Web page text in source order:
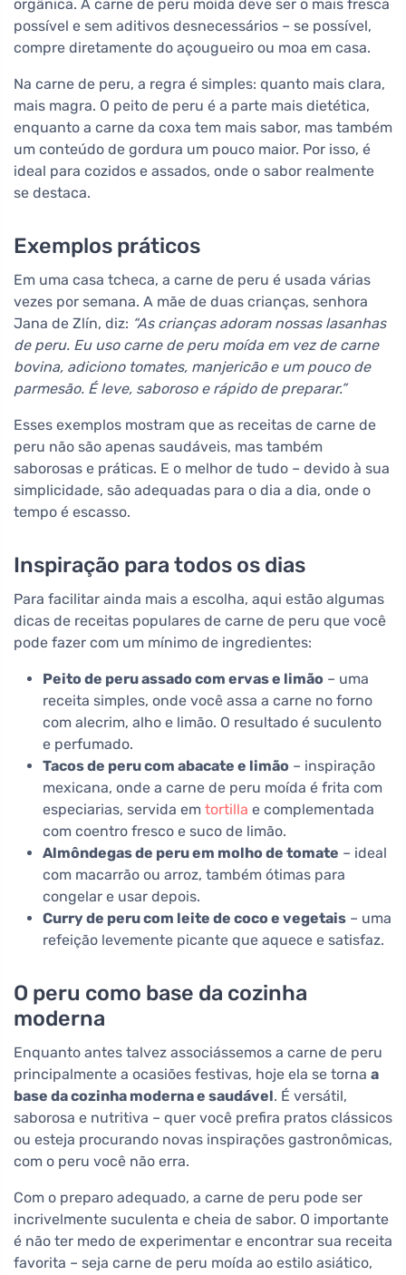
orgânica. A carne de peru moída deve ser o mais fresca
possível e sem aditivos desnecessários – se possível,
compre diretamente do açougueiro ou moa em casa.
Na carne de peru, a regra é simples: quanto mais clara,
mais magra. O peito de peru é a parte mais dietética,
enquanto a carne da coxa tem mais sabor, mas também
um conteúdo de gordura um pouco maior. Por isso, é
ideal para cozidos e assados, onde o sabor realmente
se destaca.
Exemplos práticos
Em uma casa tcheca, a carne de peru é usada várias
vezes por semana. A mãe de duas crianças, senhora
Jana de Zlín, diz: “As crianças adoram nossas lasanhas
de peru. Eu uso carne de peru moída em vez de carne
bovina, adiciono tomates, manjericão e um pouco de
parmesão. É leve, saboroso e rápido de preparar.”
Esses exemplos mostram que as receitas de carne de
peru não são apenas saudáveis, mas também
saborosas e práticas. E o melhor de tudo – devido à sua
simplicidade, são adequadas para o dia a dia, onde o
tempo é escasso.
Inspiração para todos os dias
Para facilitar ainda mais a escolha, aqui estão algumas
dicas de receitas populares de carne de peru que você
pode fazer com um mínimo de ingredientes:
Peito de peru assado com ervas e limão – uma
receita simples, onde você assa a carne no forno
com alecrim, alho e limão. O resultado é suculento
e perfumado.
Tacos de peru com abacate e limão – inspiração
mexicana, onde a carne de peru moída é frita com
especiarias, servida em tortilla e complementada
com coentro fresco e suco de limão.
Almôndegas de peru em molho de tomate – ideal
com macarrão ou arroz, também ótimas para
congelar e usar depois.
Curry de peru com leite de coco e vegetais – uma
refeição levemente picante que aquece e satisfaz.
O peru como base da cozinha
moderna
Enquanto antes talvez associássemos a carne de peru
principalmente a ocasiões festivas, hoje ela se torna a
base da cozinha moderna e saudável. É versátil,
saborosa e nutritiva – quer você prefira pratos clássicos
ou esteja procurando novas inspirações gastronômicas,
com o peru você não erra.
Com o preparo adequado, a carne de peru pode ser
incrivelmente suculenta e cheia de sabor. O importante
é não ter medo de experimentar e encontrar sua receita
favorita – seja carne de peru moída ao estilo asiático,